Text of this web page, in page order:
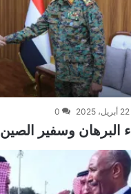
22 أبريل، 2025 0
البرهان وسفير الصين